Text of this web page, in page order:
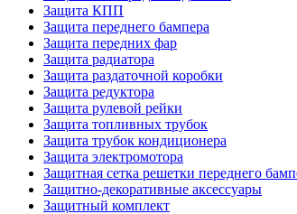
Защита КПП
Защита переднего бампера
Защита передних фар
Защита радиатора
Защита раздаточной коробки
Защита редуктора
Защита рулевой рейки
Защита топливных трубок
Защита трубок кондиционера
Защита электромотора
Защитная сетка решетки переднего
Защитно-декоративные аксессуары
Защитный комплект